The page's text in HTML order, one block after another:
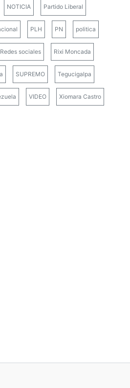
NOTICIA Partido Liberal
PLH PN politica
Redes sociales Rixi Moncada
SUPREMO Tegucigalpa
VIDEO Xiomara Castro